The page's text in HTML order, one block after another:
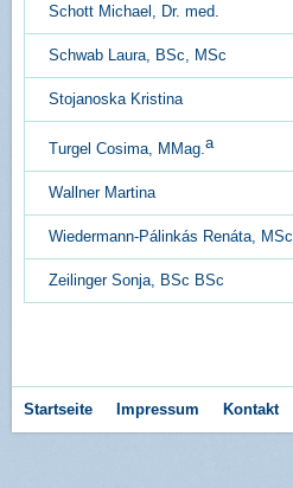
Schott Michael, Dr. med.
Schwab Laura, BSc, MSc
Stojanoska Kristina
Turgel Cosima, MMag.a
Wallner Martina
Wiedermann-Pálinkás Renáta, MSc
Zeilinger Sonja, BSc BSc
Startseite Impressum Kontakt